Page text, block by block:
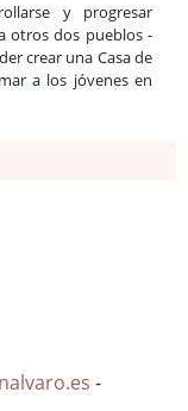
y progresar
otros dos pueblos -
crear una Casa de
a los jóvenes en
-